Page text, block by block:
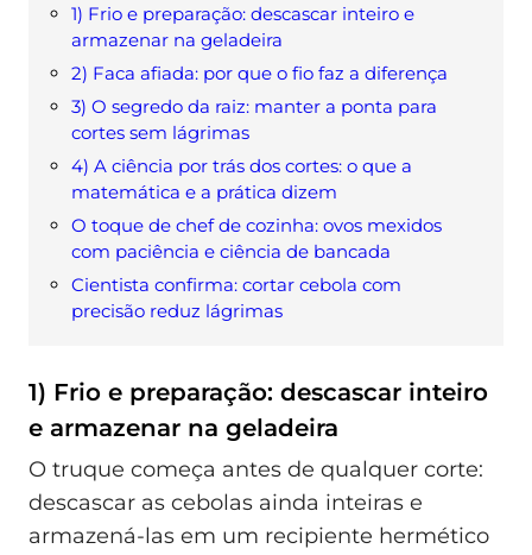
1) Frio e preparação: descascar inteiro e
armazenar na geladeira
2) Faca afiada: por que o fio faz a diferença
3) O segredo da raiz: manter a ponta para
cortes sem lágrimas
4) A ciência por trás dos cortes: o que a
matemática e a prática dizem
O toque de chef de cozinha: ovos mexidos
com paciência e ciência de bancada
Cientista confirma: cortar cebola com
precisão reduz lágrimas
1) Frio e preparação: descascar inteiro
e armazenar na geladeira
O truque começa antes de qualquer corte:
descascar as cebolas ainda inteiras e
armazená-las em um recipiente hermético